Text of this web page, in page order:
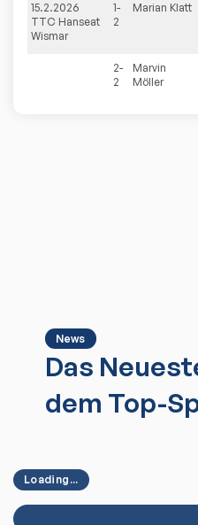
15.2.2026
TTC Hanseat
Wismar
1-
2
Marian Klatt
2-
2
Marvin
Möller
News
Das
dem Top-
Loading...